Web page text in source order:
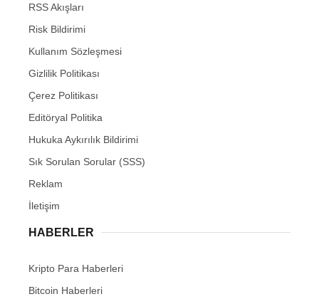
RSS Akışları
Risk Bildirimi
Kullanım Sözleşmesi
Gizlilik Politikası
Çerez Politikası
Editöryal Politika
Hukuka Aykırılık Bildirimi
Sık Sorulan Sorular (SSS)
Reklam
İletişim
HABERLER
Kripto Para Haberleri
Bitcoin Haberleri